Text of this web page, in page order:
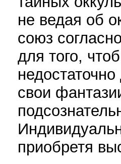
не ведая об
союз
для того,
свои
приобретя